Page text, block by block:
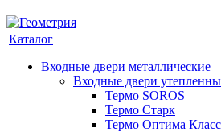
Каталог
Входные двери металлические
Входные двери
Термо SOROS
Термо Старк
Термо Оптима